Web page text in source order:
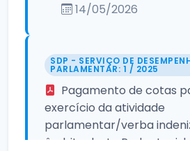
14/05/2026
SDP - SERVIÇO DE
PARLAMENTAR: 1 / 2025
Pagamento de cotas
exercício da atividade
parlamentar/verba
âmbito deste Poder